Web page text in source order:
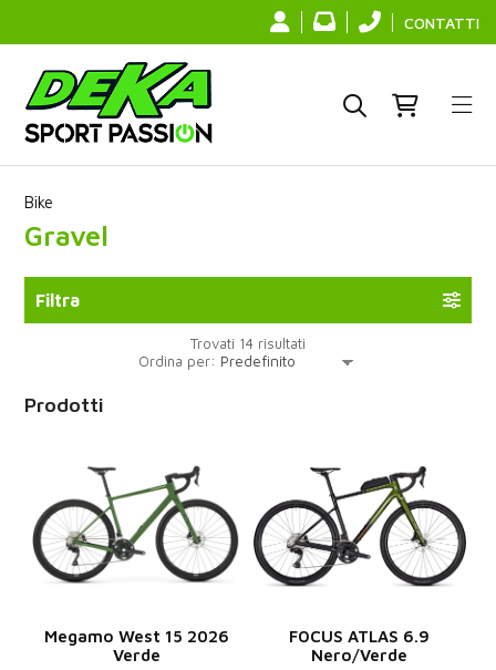
CONTATTI
Bike
Gravel
Filtra
Trovati 14 risultati
Ordina per:
Prodotti
Megamo West 15 2026
Verde
FOCUS ATLAS 6.9
Nero/Verde